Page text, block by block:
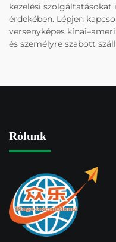
kezelési
érdekében. Lépjen
versenyképes
és személyre szabott
Rólunk